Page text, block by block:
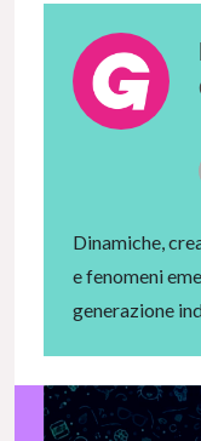
Dinamiche,
e fenomeni
generazione